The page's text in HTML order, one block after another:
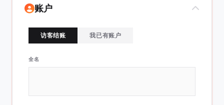
账户
访客结账 我已有账户
全名